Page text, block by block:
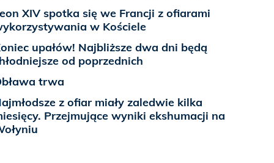
XIV spotka się we Francji z ofiarami
w Kościele
upałów! Najbliższe dwa dni będą
od poprzednich
trwa
z ofiar miały zaledwie kilka
Przejmujące wyniki ekshumacji na